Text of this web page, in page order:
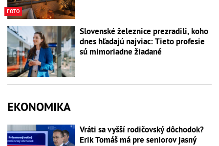
FOTO
Slovenské železnice prezradili, koho
dnes hľadajú najviac: Tieto profesie
sú mimoriadne žiadané
EKONOMIKA
Vráti sa vyšší rodičovský dôchodok?
Erik Tomáš má pre seniorov jasný